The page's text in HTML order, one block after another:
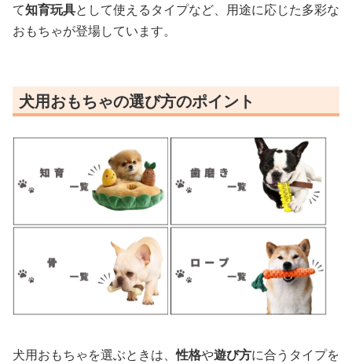
て知育玩具として使えるタイプなど、用途に応じた多彩な
おもちゃが登場しています。
犬用おもちゃの選び方のポイント
犬用おもちゃを選ぶときは、性格や遊び方に合うタイプを